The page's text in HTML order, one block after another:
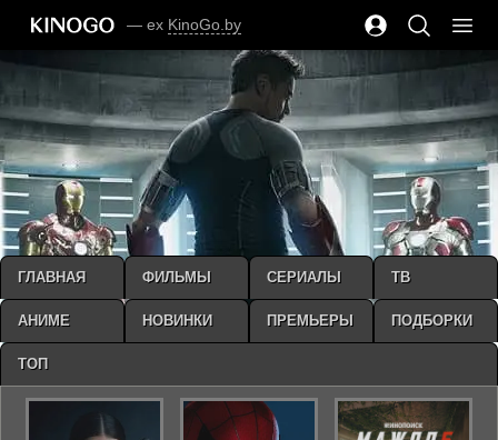
— ex KinoGo.by
ГЛАВНАЯ ФИЛЬМЫ СЕРИАЛЫ ТВ
АНИМЕ НОВИНКИ ПРЕМЬЕРЫ ПОДБОРКИ
ТОП